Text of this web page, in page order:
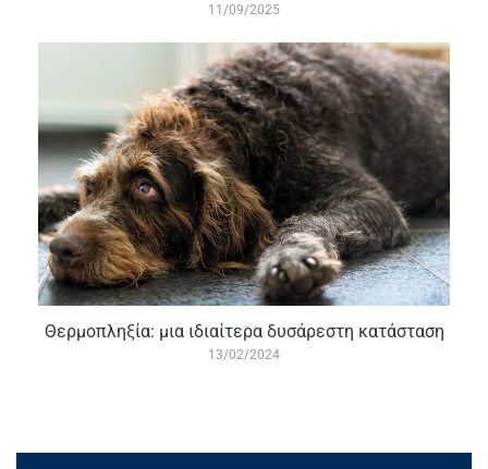
11/09/2025
Θερμοπληξία: μια ιδιαίτερα δυσάρεστη κατάσταση
13/02/2024